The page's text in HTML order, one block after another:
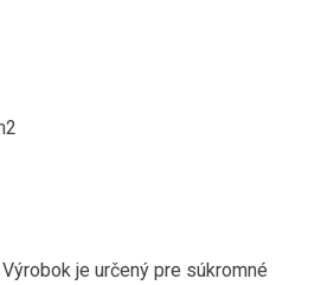
je určený pre súkromné